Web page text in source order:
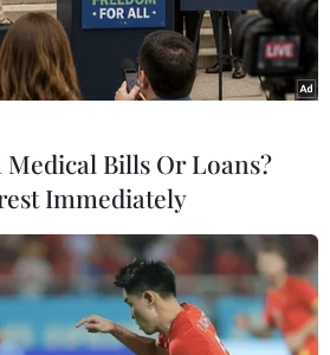
Nam có 5 tỷ phú lọt vào
Bills Or Loans?
Immediately